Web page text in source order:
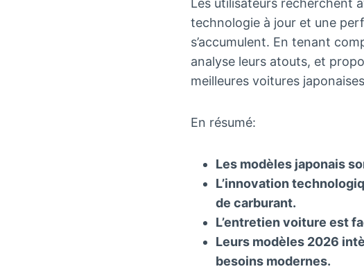
Les utilisateurs recherchent
technologie à jour et une
s’accumulent. En tenant
analyse leurs atouts, et
meilleures voitures
En résumé:
Les modèles japonais
L’innovation
de carburant.
L’entretien voiture est
Leurs modèles 2026
besoins modernes.